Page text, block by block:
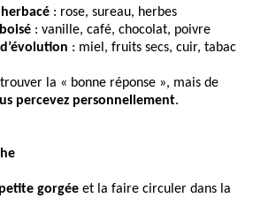
: rose, sureau, herbes
: vanille, café, chocolat, poivre
: miel, fruits secs, cuir, tabac
trouver la « bonne réponse », mais de
percevez personnellement.
petite gorgée et la faire circuler dans la